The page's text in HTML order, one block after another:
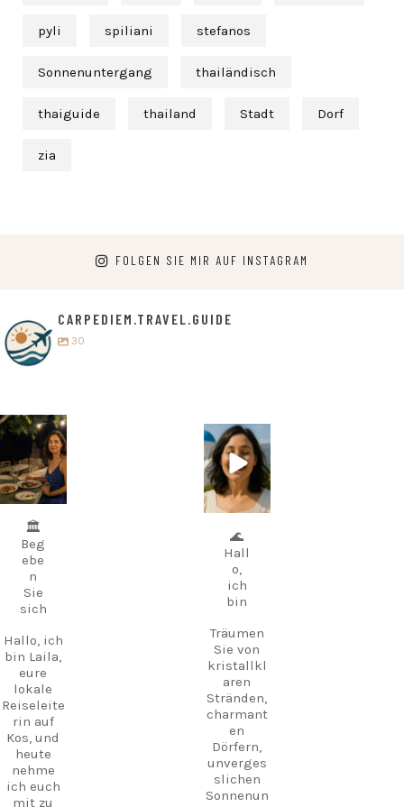
pyli spiliani stefanos
Sonnenuntergang thailändisch
thaiguide thailand Stadt Dorf
zia
FOLGEN SIE MIR AUF INSTAGRAM
CARPEDIEM.TRAVEL.GUIDE
30
carpediem.tr
avel.guide
5. Juli
🏛️
Beg
ebe
n
Sie
sich
Hallo, ich
bin Laila,
eure
lokale
Reiseleite
rin auf
Kos, und
heute
nehme
ich euch
mit zu
carpediem.tr
avel.guide
25. Juni
🌊
Hall
o,
ich
bin
Träumen
Sie von
kristallkl
aren
Stränden,
charmant
en
Dörfern,
unverges
slichen
Sonnenun